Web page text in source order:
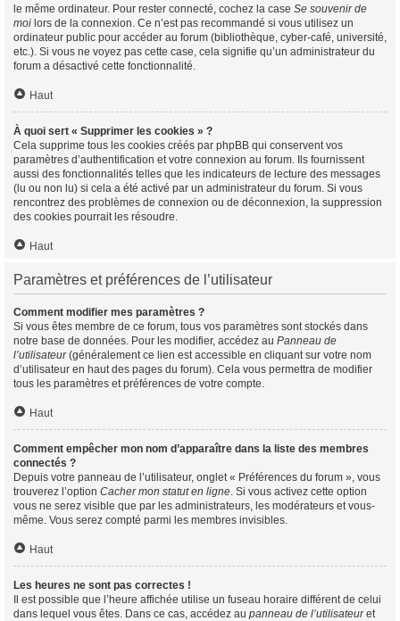
le même ordinateur. Pour rester connecté, cochez la case Se souvenir de
moi lors de la connexion. Ce n’est pas recommandé si vous utilisez un
ordinateur public pour accéder au forum (bibliothèque, cyber-café, université,
etc.). Si vous ne voyez pas cette case, cela signifie qu’un administrateur du
forum a désactivé cette fonctionnalité.
Haut
À quoi sert « Supprimer les cookies » ?
Cela supprime tous les cookies créés par phpBB qui conservent vos
paramètres d’authentification et votre connexion au forum. Ils fournissent
aussi des fonctionnalités telles que les indicateurs de lecture des messages
(lu ou non lu) si cela a été activé par un administrateur du forum. Si vous
rencontrez des problèmes de connexion ou de déconnexion, la suppression
des cookies pourrait les résoudre.
Haut
Paramètres et préférences de l’utilisateur
Comment modifier mes paramètres ?
Si vous êtes membre de ce forum, tous vos paramètres sont stockés dans
notre base de données. Pour les modifier, accédez au Panneau de
l’utilisateur(généralement ce lien est accessible en cliquant sur votre nom
d’utilisateur en haut des pages du forum). Cela vous permettra de modifier
tous les paramètres et préférences de votre compte.
Haut
Comment empêcher mon nom d’apparaître dans la liste des membres
connectés ?
Depuis votre panneau de l’utilisateur, onglet « Préférences du forum », vous
trouverez l’option Cacher mon statut en ligne. Si vous activez cette option
vous ne serez visible que par les administrateurs, les modérateurs et vous-
même. Vous serez compté parmi les membres invisibles.
Haut
Les heures ne sont pas correctes !
Il est possible que l’heure affichée utilise un fuseau horaire différent de celui
dans lequel vous êtes. Dans ce cas, accédez au panneau de l’utilisateuret